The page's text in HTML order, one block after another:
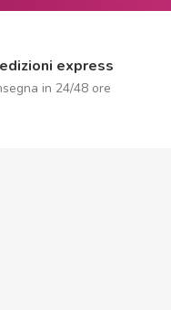
express
in 24/48 ore